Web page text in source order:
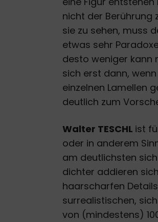
nicht der Berührung
sie zu sehen, muss
etwas sehr
desto weniger kann
sich erst dann,
einzelnen Lamellen
deutlich zum
Walter TESCHL ist
oder in anderem
am deutlichsten
dichter addieren
haarscharfen
surrealistischen,
von (mindestens)